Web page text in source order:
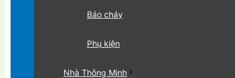
Báo cháy
Phụ kiện
Nhà Thông Minh